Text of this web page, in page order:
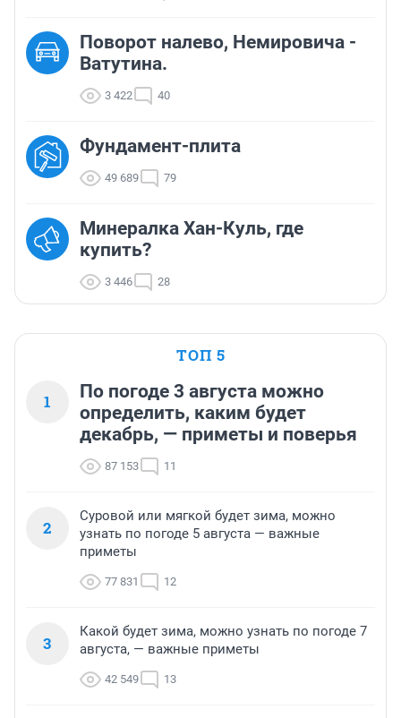
Поворот налево, Немировича -
Ватутина.
3 422 40
Фундамент-плита
49 689 79
Минералка Хан-Куль, где
купить?
3 446 28
ТОП 5
1
По погоде 3 августа можно
определить, каким будет
декабрь, — приметы и поверья
87 153 11
2
Суровой или мягкой будет зима, можно
узнать по погоде 5 августа — важные
приметы
77 831 12
3
Какой будет зима, можно узнать по погоде 7
августа, — важные приметы
42 549 13